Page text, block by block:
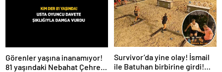
Görenler yaşına inanamıyor!
81 yaşındaki Nebahat Çehre
Survivor’da yine olay! İsmail
ile Batuhan birbirine girdi!